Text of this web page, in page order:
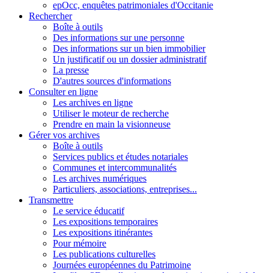
epOcc, enquêtes patrimoniales d'Occitanie
Rechercher
Boîte à outils
Des informations sur une personne
Des informations sur un bien immobilier
Un justificatif ou un dossier administratif
La presse
D'autres sources d'informations
Consulter en ligne
Les archives en ligne
Utiliser le moteur de recherche
Prendre en main la visionneuse
Gérer vos archives
Boîte à outils
Services publics et études notariales
Communes et intercommunalités
Les archives numériques
Particuliers, associations, entreprises...
Transmettre
Le service éducatif
Les expositions temporaires
Les expositions itinérantes
Pour mémoire
Les publications culturelles
Journées européennes du Patrimoine